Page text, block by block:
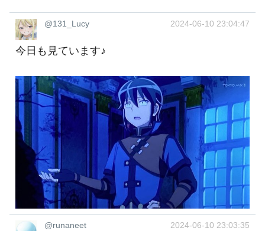
@131_Lucy 2024-06-10 23:04:47
今日も見ています♪
@runaneet 2024-06-10 23:03:35